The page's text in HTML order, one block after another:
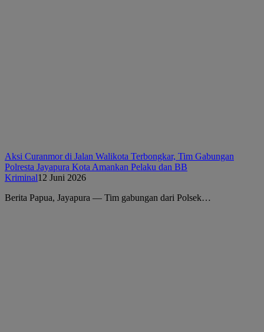
Aksi Curanmor di Jalan Walikota Terbongkar, Tim Gabungan
Polresta Jayapura Kota Amankan Pelaku dan BB
Kriminal12 Juni 2026
Berita Papua, Jayapura — Tim gabungan dari Polsek…